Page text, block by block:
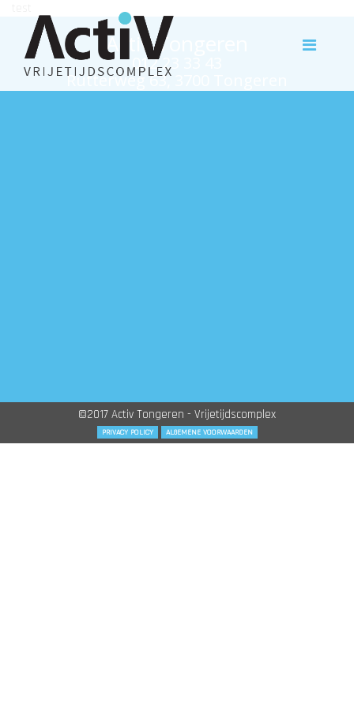
Activ Tongeren
012 23 33 43
Rutterweg 63, 3700 Tongeren
©2017 Activ Tongeren - Vrijetijdscomplex
PRIVACY POLICY ALGEMENE VOORWAARDEN